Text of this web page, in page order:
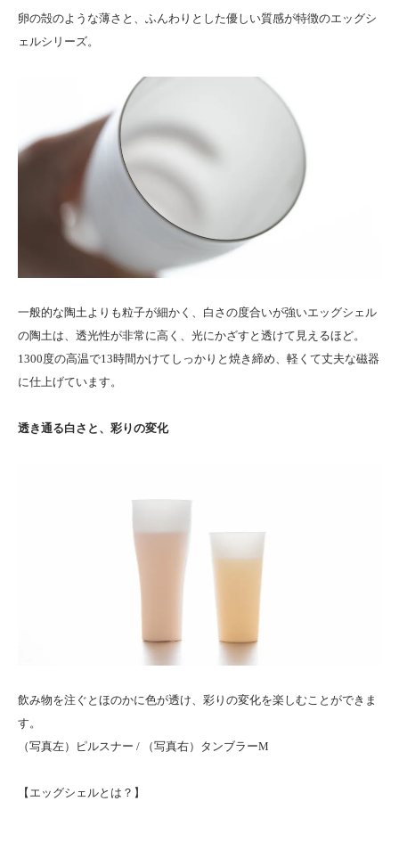
卵の殻のような薄さと、ふんわりとした優しい質感が特徴のエッグシ
ェルシリーズ。
一般的な陶土よりも粒子が細かく、白さの度合いが強いエッグシェル
の陶土は、透光性が非常に高く、光にかざすと透けて見えるほど。
1300度の高温で13時間かけてしっかりと焼き締め、軽くて丈夫な磁器
に仕上げています。
透き通る白さと、彩りの変化
飲み物を注ぐとほのかに色が透け、彩りの変化を楽しむことができま
す。
（写真左）ピルスナー / （写真右）タンブラーM
【 エッグシェルとは？ 】